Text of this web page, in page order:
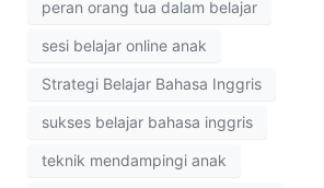
peran orang tua dalam belajar
sesi belajar online anak
Strategi Belajar Bahasa Inggris
sukses belajar bahasa inggris
teknik mendampingi anak